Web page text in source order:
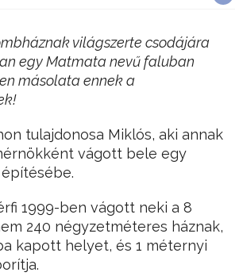
világszerte csodájára
egy Matmata nevű faluban
másolata ennek a
tulajdonosa Miklós, aki annak
vágott bele egy
1999-ben vágott neki a 8
240 négyzetméteres háznak,
kapott helyet, és 1 méternyi